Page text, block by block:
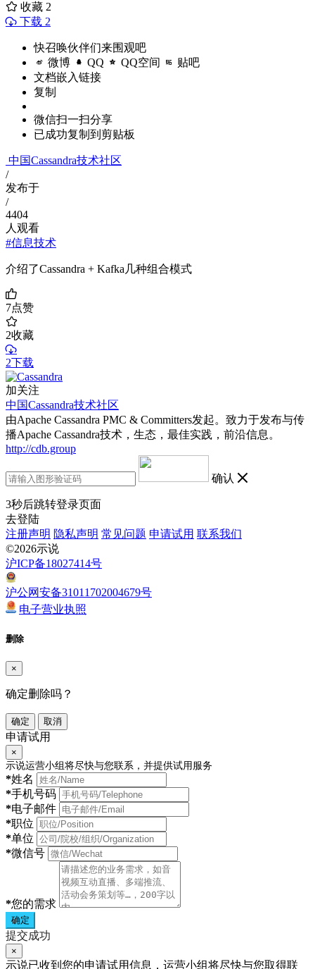
收藏 2
下载 2
快召唤伙伴们来围观吧
微博 QQ QQ空间 贴吧
文档嵌入链接
复制
微信扫一扫分享
已成功复制到剪贴板
中国Cassandra技术社区
/
发布于
/
4404
人观看
#信息技术
介绍了Cassandra + Kafka几种组合模式
7点赞
2收藏
2下载
加关注
中国Cassandra技术社区
由Apache Cassandra PMC & Committers发起。致力于发布与传
播Apache Cassandra技术，生态，最佳实践，前沿信息。
http://cdb.group
确认
3秒后跳转登录页面
去登陆
注册声明 隐私声明 常见问题 申请试用 联系我们
©2026示说
沪ICP备18027414号
沪公网安备31011702004679号
电子营业执照
删除
×
确定删除吗？
确定 取消
申请试用
×
示说运营小组将尽快与您联系，并提供试用服务
*姓名
*手机号码
*电子邮件
*职位
*单位
*微信号
*您的需求
确定
提交成功
×
示说已收到您的申请试用信息，运营小组将尽快与您取得联